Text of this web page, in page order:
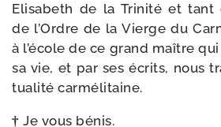
Elisabeth de la Trinité et tant
de l’Ordre de la Vierge du
à l’é­cole de ce grand maître
sa vie, et par ses écrits, nous
tua­li­té carmélitaine.
† Je vous bénis.